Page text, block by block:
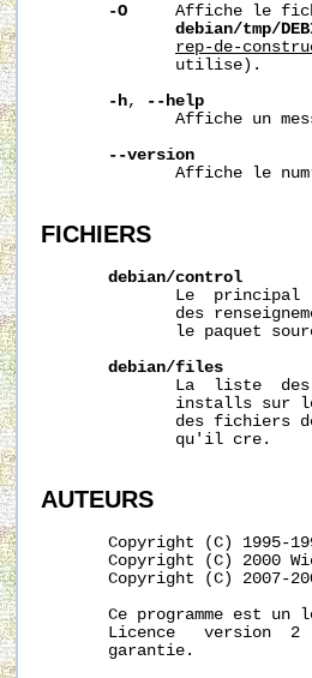
-O
Affiche le
debian/tmp/
rep-de-
              utilise).
-h,
--help
Affiche un
--version
Affiche le
FICHIERS
debian/control
Le  principal
des
le paquet
debian/files
La  liste
installs sur
des fichiers
              qu'il cre.
AUTEURS
Copyright (C) 1995-
Copyright (C) 2000
Copyright (C) 2007-
Ce programme est un
Licence   version  2
       garantie.